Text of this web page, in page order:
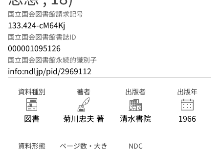
国立国会図書館請求記号
133.424-cM64Kj
国立国会図書館書誌ID
000001095126
国立国会図書館永続的識別子
info:ndljp/pid/2969112
資料種別
図書
著者
菊川忠夫 著
出版者
清水書院
出版年
1966
資料形態
ページ数・大き
NDC